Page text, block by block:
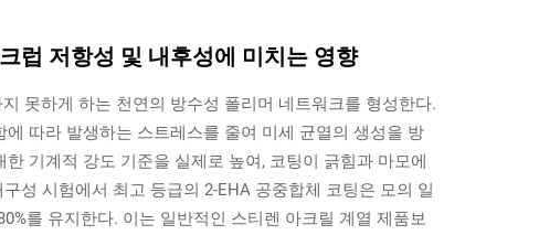
럽 저항성 및 내후성에 미치는 영향
못하게 하는 천연의 방수성 폴리머 네트워크를 형성한다.
따라 발생하는 스트레스를 줄여 미세 균열의 생성을 방
기계적 강도 기준을 실제로 높여, 코팅이 긁힘과 마모에
성 시험에서 최고 등급의 2-EHA 공중합체 코팅은 모의 일
를 유지한다. 이는 일반적인 스티렌 아크릴 계열 제품보